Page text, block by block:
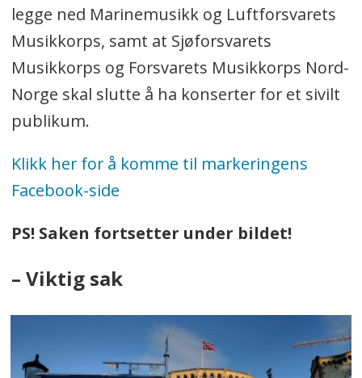
legge ned Marinemusikk og Luftforsvarets
Musikkorps, samt at Sjøforsvarets
Musikkorps og Forsvarets Musikkorps Nord-
Norge skal slutte å ha konserter for et sivilt
publikum.
Klikk her for å komme til markeringens
Facebook-side
PS! Saken fortsetter under bildet!
– Viktig sak